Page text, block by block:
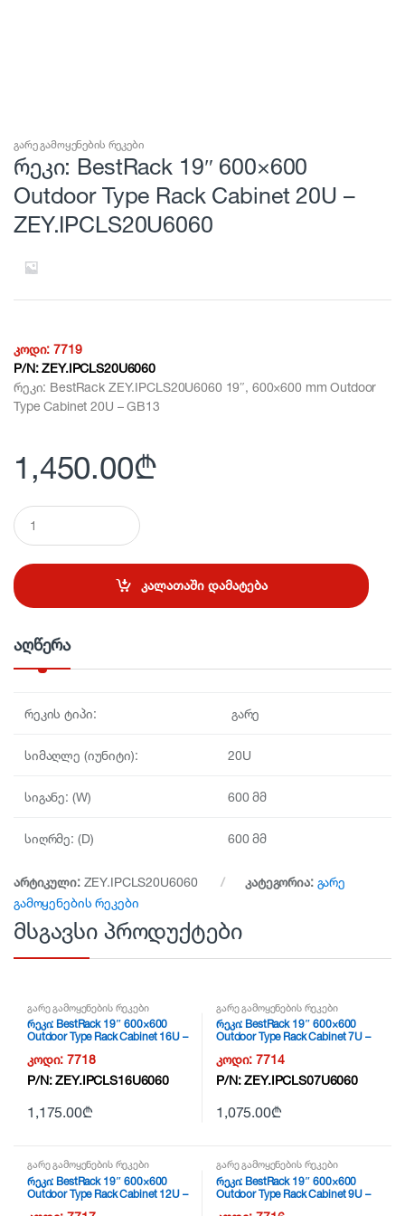
გარე გამოყენების რეკები
რეკი: BestRack 19″ 600×600
Outdoor Type Rack Cabinet 20U –
ZEY.IPCLS20U6060
კოდი:7719
P/N:ZEY.IPCLS20U6060
რეკი: BestRack ZEY.IPCLS20U6060 19″, 600×600 mm Outdoor
Type Cabinet 20U – GB13
1,450.00₾
Q
u
t
i
კალათაში დამატება
აღწერა
რეკის ტიპი: გარე
სიმაღლე (იუნიტი): 20U
სიგანე: (W) 600 მმ
სიღრმე: (D) 600 მმ
არტიკული: ZEY.IPCLS20U6060 კატეგორია: გარე
გამოყენების რეკები
მსგავსი პროდუქტები
გარე გამოყენების რეკები
რეკი: BestRack 19″ 600×600
Outdoor Type Rack Cabinet 16U –
კოდი:7718
P/N:ZEY.IPCLS16U6060
1,175.00₾
გარე გამოყენების რეკები
რეკი: BestRack 19″ 600×600
Outdoor Type Rack Cabinet 7U –
კოდი:7714
P/N:ZEY.IPCLS07U6060
1,075.00₾
გარე გამოყენების რეკები
რეკი: BestRack 19″ 600×600
Outdoor Type Rack Cabinet 12U –
გარე გამოყენების რეკები
რეკი: BestRack 19″ 600×600
Outdoor Type Rack Cabinet 9U –